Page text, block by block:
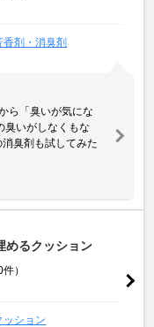
香剤・消臭剤
ら「臭いが気にな
臭いがしなくもな
臭剤も試してみた
めるクッション
件）
ッション